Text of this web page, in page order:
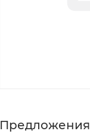
Предложения